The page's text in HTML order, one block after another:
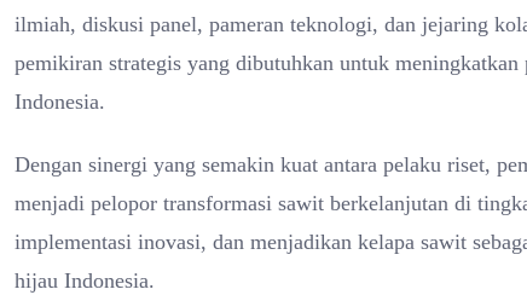
ilmiah, diskusi panel, pameran teknologi, dan jejaring
pemikiran strategis yang dibutuhkan untuk
Indonesia.
Dengan sinergi yang semakin kuat antara pelaku riset,
menjadi pelopor transformasi sawit berkelanjutan di
implementasi inovasi, dan menjadikan kelapa sawit
hijau Indonesia.